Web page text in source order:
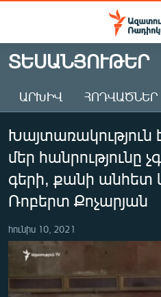
Մատչելիության
Անցնել
հիմնական
Անցնել
հիմնական
մենյուին
Որոնում
ԱԶԱՏՈՒԹՅՈՒՆ TV
ՀԱՅԱՍՏԱՆ
ԸՆՏՐՈՒԹՅՈՒՆՆԵՐ 2026
ԻՐԱՎՈՒՆՔ
ՀԱՍԱՐԱԿՈՒԹՅՈՒՆ
ՂԱՐԱԲԱՂ
ՊԱՏԵՐԱԶՄԻ 6 ՇԱԲԱԹՆԵՐԸ
ՏԱՐԱԾԱՇՐՋԱՆ
ՏԵՍԱՆՅՈՒԹԵՐ
ԱՐԽԻՎ ՀՈԴՎԱԾՆԵՐ
Խայտառակություն
մեր հանրությունը
գերի, քանի անհետ
Ռոբերտ Քոչարյան
հունիս 10, 2021